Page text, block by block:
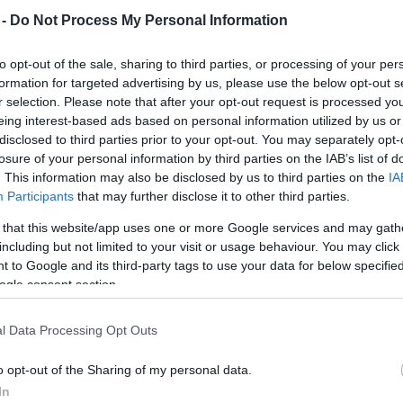
Do Not Process My Personal Information
opt-out of the sale, sharing to third parties, or processing of your
for targeted advertising by us, please use the below opt-out
selection. Please note that after your opt-out request is processed
interest-based ads based on personal information utilized by us
to third parties prior to your opt-out. You may separately
of your personal information by third parties on the IAB’s list of
This information may also be disclosed by us to third parties on the
Participants that may further disclose it to other third parties.
that this website/app uses one or more Google services and may
but not limited to your visit or usage behaviour. You may
to Google and its third-party tags to use your data for below
consent section.
Data Processing Opt Outs
opt-out of the Sharing of my personal data.
eurót (48,4 milliárd forintnak megfelelő
lottójáték keddi sorsolásán egy francia játékos.
A francia játékosé volt az egyetlen
héttalálatos szelvény, és nyereményével
maga mögé utasította hazájának eddigi
csúcstartóját, egy mindmáig ismeretlen
sorsoláson több mint 162 millió euróval
(46,2 milliárd forint) lett gazdagabb. A
mostani szerencsés játékost valószínűleg
korántsem keseríti el a gondolat, hogy
EuroMillions lottó harmadik legnagyobb
egy brit házaspár, amely idén
milliárd forint) nyert a játékon.
A